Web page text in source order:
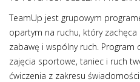
TeamUp jest grupowym
opartym na ruchu, który
zabawę i wspólny ruch. Program
zajęcia sportowe, taniec i ruch
ćwiczenia z zakresu